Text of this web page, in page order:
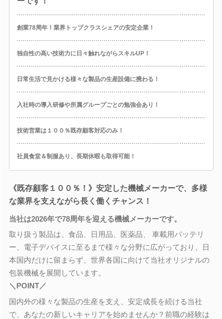
創業78周年！業界トップクラスシェアの安定企業！
独自性の高い技術力に日々触れながらスキルUP！
日常生活で見かける様々な製品の生産設備に携わる！
入社時の導入研修や所属グループごとの勉強会あり！
技術営業は１００％既存顧客対応のみ！
社員食堂＆制服あり、長期休暇も取得可能！
《既存顧客１００％！》安定した機械メーカーで、多様
な業界を支えながら長く働くチャンス！
当社は2026年で78周年を迎える機械メーカーです。
取り扱う製品は、食品、日用品、医薬品、 車載用バッテリ
ー、電子デバイスに至るまで様々な分野に広がっており、日
本国内だけに留まらず、世界各国に向けて当社オリジナルの
包装機械を展開しています。
＼POINT／
国内外の様々な製品の生産を支え、安定成長を続ける当社
で、あなたの新しいキャリアを始めませんか？前職の経験は